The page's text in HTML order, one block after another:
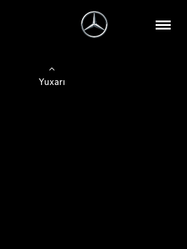
Yuxarı